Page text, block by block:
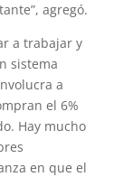
agregó.
a trabajar y
sistema
a
el 6%
Hay mucho
en que el